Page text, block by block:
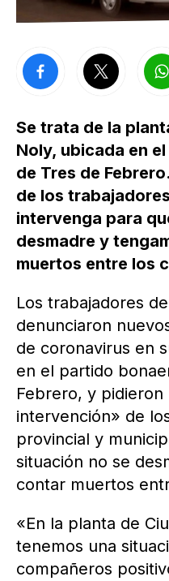
Se trata de la
Noly, ubicada en
de Tres de
de los
intervenga para
desmadre y
muertos entre los
Los trabajadores
denunciaron
de coronavirus en
en el partido
Febrero, y pidieron
intervención» de
provincial y
situación no se
contar muertos
«En la planta de
tenemos una
compañeros